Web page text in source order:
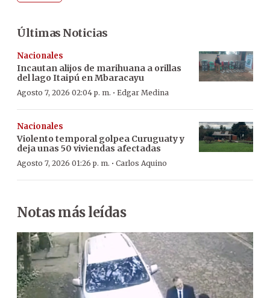
Últimas Noticias
Nacionales
Incautan alijos de marihuana a orillas
del lago Itaipú en Mbaracayu
Agosto 7, 2026 02:04 p. m. · Edgar Medina
Nacionales
Violento temporal golpea Curuguaty y
deja unas 50 viviendas afectadas
Agosto 7, 2026 01:26 p. m. · Carlos Aquino
Notas más leídas